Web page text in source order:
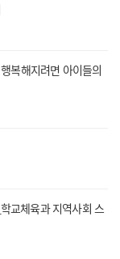
복해지려면 아이들의
교체육과 지역사회 스